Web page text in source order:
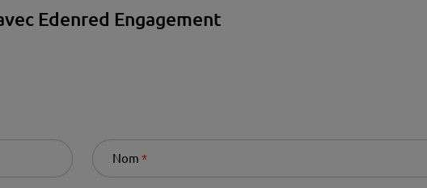
Edenred Engagement
Nom Required